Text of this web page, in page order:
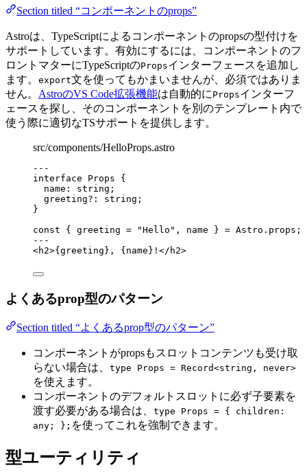
Section titled “コンポーネントのprops”
Astroは、TypeScriptによるコンポーネントのpropsの型付けを
サポートしています。有効にするには、コンポーネントのフ
ロントマターにTypeScriptのPropsインターフェースを追加し
ます。 export文を使ってもかまいませんが、必須ではありま
せん。 AstroのVS Code拡張機能は自動的に Propsインターフ
ェースを探し、そのコンポーネントを別のテンプレート内で
使う際に適切なTSサポートを提供します。
src/components/HelloProps.astro
---
interface Props {
name : string ;
greeting?: string ;
}
const { greeting = "Hello " , name } = Astro . props ;
---
<h2>{ greeting } , { name } ! </ h2>
よくあるprop型のパターン
Section titled “よくあるprop型のパターン”
コンポーネントがpropsもスロットコンテンツも受け取
らない場合は、 type Props = Record<string, never>
を使えます。
コンポーネントのデフォルトスロットに必ず子要素を
渡す必要がある場合は、 type Props = { children:
any; }; を使ってこれを強制できます。
型ユーティリティ